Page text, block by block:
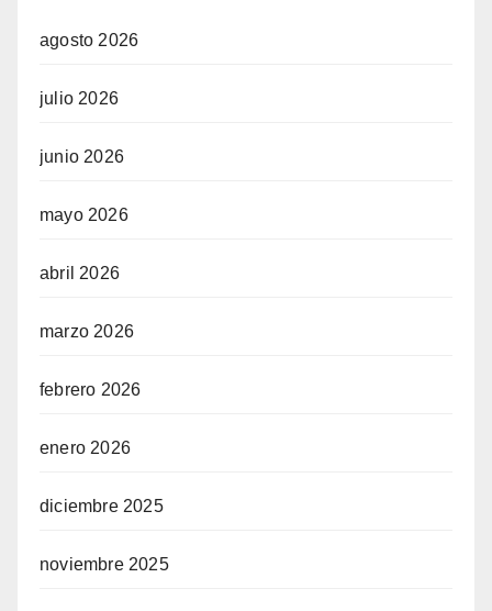
agosto 2026
julio 2026
junio 2026
mayo 2026
abril 2026
marzo 2026
febrero 2026
enero 2026
diciembre 2025
noviembre 2025